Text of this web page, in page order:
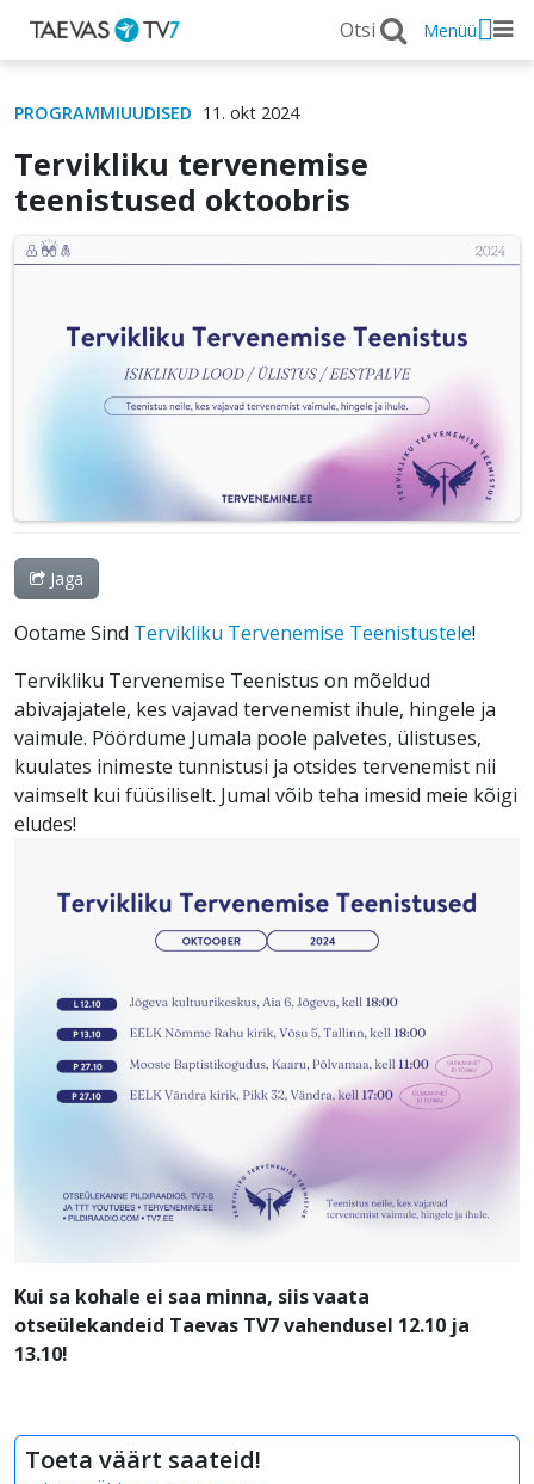
Menüü
PROGRAMMIUUDISED 11. okt 2024
Tervikliku tervenemise
teenistused oktoobris
Jaga
Ootame Sind Tervikliku Tervenemise Teenistustele!
Tervikliku Tervenemise Teenistus on mõeldud
abivajajatele, kes vajavad tervenemist ihule, hingele ja
vaimule. Pöördume Jumala poole palvetes, ülistuses,
kuulates inimeste tunnistusi ja otsides tervenemist nii
vaimselt kui füüsiliselt. Jumal võib teha imesid meie kõigi
eludes!
Kui sa kohale ei saa minna, siis vaata
otseülekandeid Taevas TV7 vahendusel 12.10 ja
13.10!
Toeta väärt saateid!